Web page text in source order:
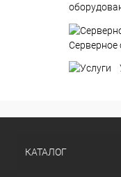
Серверное
КАТАЛОГ